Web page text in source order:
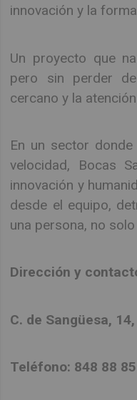
innovación y la
Un proyecto que
pero sin perder
cercano y la
En un sector
velocidad, Bocas
innovación y
desde el equipo,
una persona, no
Dirección y
C. de Sangüesa,
Teléfono: 848 88